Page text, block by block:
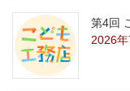
第4回
2026